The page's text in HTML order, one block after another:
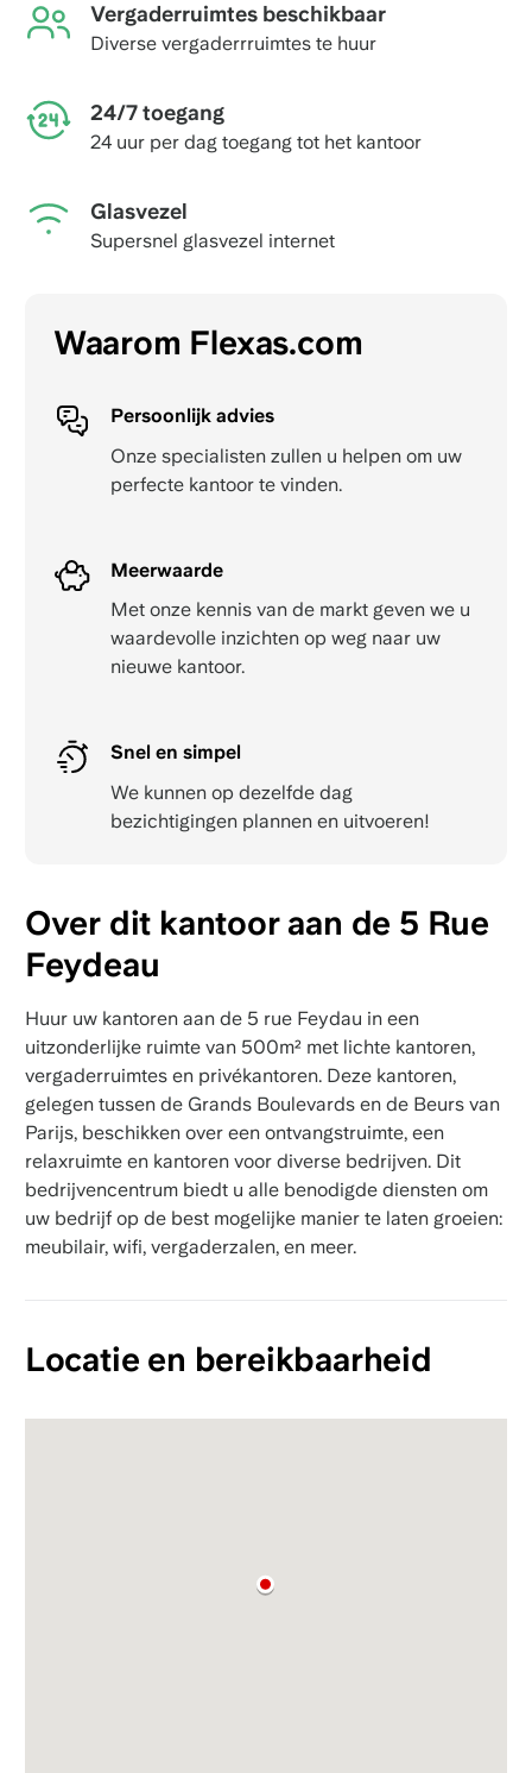
Vergaderruimtes beschikbaar
Diverse vergaderrruimtes te huur
24/7 toegang
24 uur per dag toegang tot het kantoor
Glasvezel
Supersnel glasvezel internet
Waarom Flexas.com
Persoonlijk advies
Onze specialisten zullen u helpen om uw
perfecte kantoor te vinden.
Meerwaarde
Met onze kennis van de markt geven we u
waardevolle inzichten op weg naar uw
nieuwe kantoor.
Snel en simpel
We kunnen op dezelfde dag
bezichtigingen plannen en uitvoeren!
Over dit kantoor aan de 5 Rue
Feydeau
Huur uw kantoren aan de 5 rue Feydau in een
uitzonderlijke ruimte van 500m² met lichte kantoren,
vergaderruimtes en privékantoren. Deze kantoren,
gelegen tussen de Grands Boulevards en de Beurs van
Parijs, beschikken over een ontvangstruimte, een
relaxruimte en kantoren voor diverse bedrijven. Dit
bedrijvencentrum biedt u alle benodigde diensten om
uw bedrijf op de best mogelijke manier te laten groeien:
meubilair, wifi, vergaderzalen, en meer.
Locatie en bereikbaarheid